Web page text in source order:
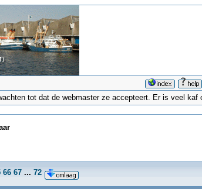
tot dat de webmaster ze accepteert. Er is veel
66 67 ... 72